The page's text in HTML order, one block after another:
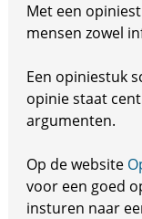
Met een
mensen zowel
Een opiniestuk
opinie staat
argumenten.
Op de website
voor een goed
insturen naar